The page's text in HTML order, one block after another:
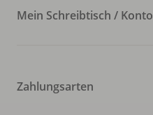
Mein Schreibtisch / Konto
Zahlungsarten